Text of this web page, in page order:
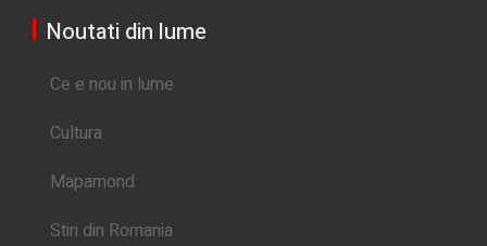
Noutati din lume
Ce e nou in lume
Cultura
Mapamond
Stiri din Romania